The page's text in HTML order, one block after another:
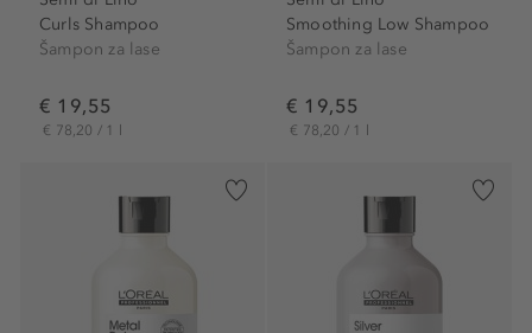
Curls Shampoo
Šampon za lase
€ 19,55
€ 78,20 / 1 l
Smoothing Low Shampoo
Šampon za lase
€ 19,55
€ 78,20 / 1 l